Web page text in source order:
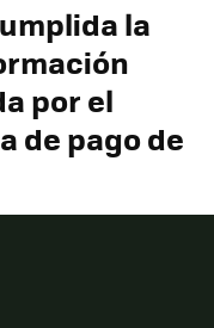
la
por el
de pago de